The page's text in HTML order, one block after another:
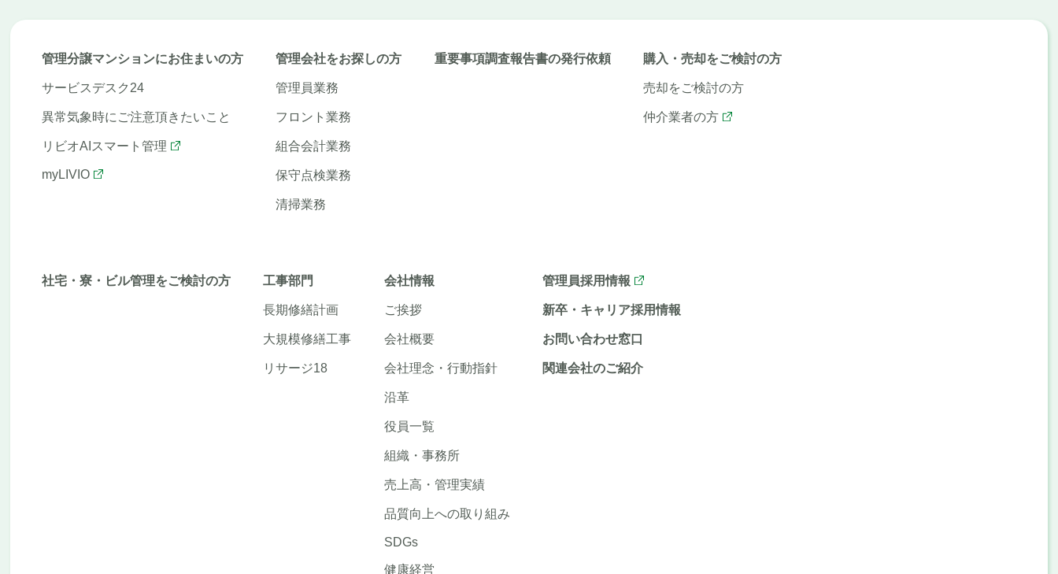
管理分譲マンションにお住まいの方
サービスデスク24
異常気象時にご注意頂きたいこと
リビオAIスマート管理
myLIVIO
管理会社をお探しの方
管理員業務
フロント業務
組合会計業務
保守点検業務
清掃業務
重要事項調査報告書の発行依頼 購入・売却をご検討の方
売却をご検討の方
仲介業者の方
社宅・寮・ビル管理をご検討の方 工事部門
長期修繕計画
大規模修繕工事
リサージ18
会社情報
ご挨拶
会社概要
会社理念・行動指針
沿革
役員一覧
組織・事務所
売上高・管理実績
品質向上への取り組み
SDGs
健康経営
管理員採用情報
新卒・キャリア採用情報
お問い合わせ窓口
関連会社のご紹介